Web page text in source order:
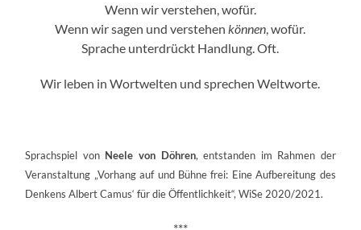
Wenn wir verstehen, wofür.
Wenn wir sagen und verstehen können , wofür.
Sprache unterdrückt Handlung. Oft.
Wir leben in Wortwelten und sprechen Weltworte.
Sprachspiel von Neele von Döhren, entstanden im Rahmen der
Veranstaltung „Vorhang auf und Bühne frei: Eine Aufbereitung des
Denkens Albert Camus‘ für die Öffentlichkeit“, WiSe 2020/2021.